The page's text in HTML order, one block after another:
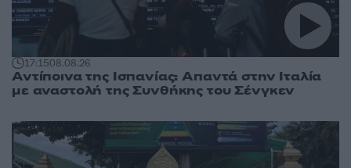
17:1508.08.26
Αντίποινα της Ισπανίας: Απαντά στην Ιταλία
με αναστολή της Συνθήκης του Σένγκεν